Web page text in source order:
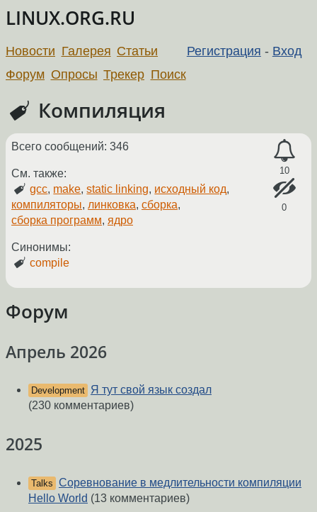
LINUX.ORG.RU
Регистрация - Вход
Новости Галерея Статьи
Форум Опросы Трекер Поиск
Компиляция
10
0
Всего сообщений: 346
См. также:
gcc, make,static linking, исходный код,
компиляторы, линковка, сборка,
сборка программ, ядро
Синонимы:
compile
Форум
Апрель 2026
Development Я тут свой язык создал
(230 комментариев)
2025
Talks Соревнование в медлительности компиляции
Hello World (13 комментариев)